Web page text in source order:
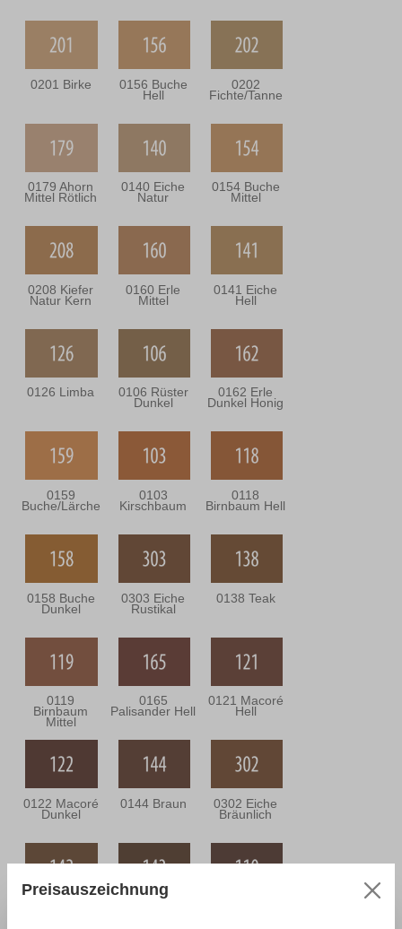
0201 Birke 0156 Buche
Hell
0202
Fichte/Tanne
0179 Ahorn
Mittel Rötlich
0140 Eiche
Natur
0154 Buche
Mittel
0208 Kiefer
Natur Kern
0160 Erle
Mittel
0141 Eiche
Hell
0126 Limba 0106 Rüster
Dunkel
0162 Erle
Dunkel Honig
0159
Buche/Lärche
0103
Kirschbaum
0118
Birnbaum Hell
0158 Buche
Dunkel
0303 Eiche
Rustikal
0138 Teak
0119
Birnbaum
Mittel
0165
Palisander Hell
0121 Macoré
Hell
0122 Macoré
Dunkel
0144 Braun 0302 Eiche
Bräunlich
Preisauszeichnung